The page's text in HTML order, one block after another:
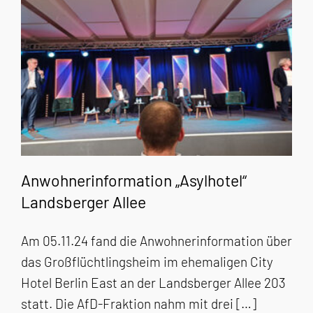
Anwohnerinformation „Asylhotel“
Landsberger Allee
Am 05.11.24 fand die Anwohnerinformation über
das Großflüchtlingsheim im ehemaligen City
Hotel Berlin East an der Landsberger Allee 203
statt. Die AfD-Fraktion nahm mit drei […]